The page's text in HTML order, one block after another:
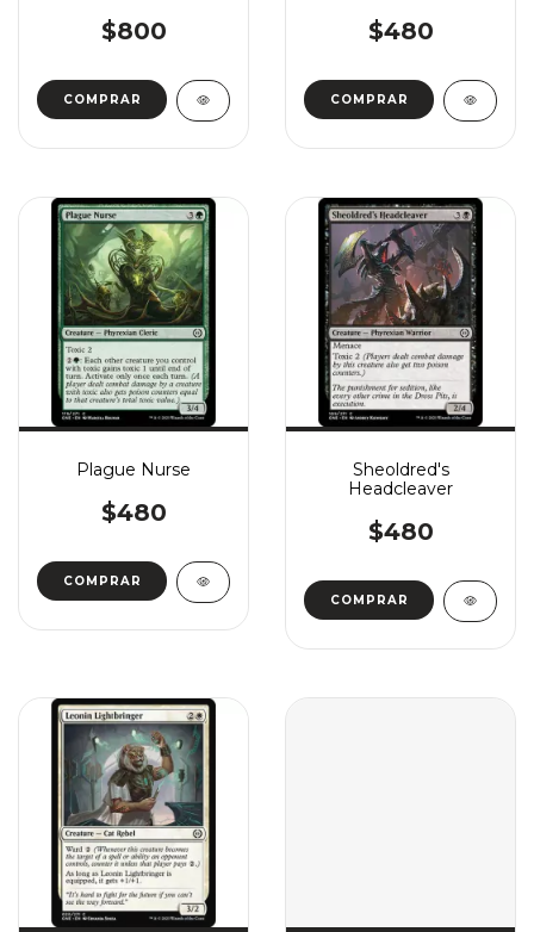
$800
COMPRAR
$480
COMPRAR
Plague Nurse
$480
COMPRAR
Sheoldred's
Headcleaver
$480
COMPRAR